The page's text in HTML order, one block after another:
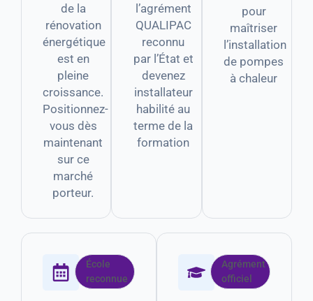
de la
rénovation
énergétique
est en
pleine
croissance.
Positionnez-
vous dès
maintenant
sur ce
marché
porteur.
l’agrément
QUALIPAC
reconnu
par l’État et
devenez
installateur
habilité au
terme de la
formation
pour
maîtriser
l’installation
de pompes
à chaleur
École
reconnue
Agrément
officiel